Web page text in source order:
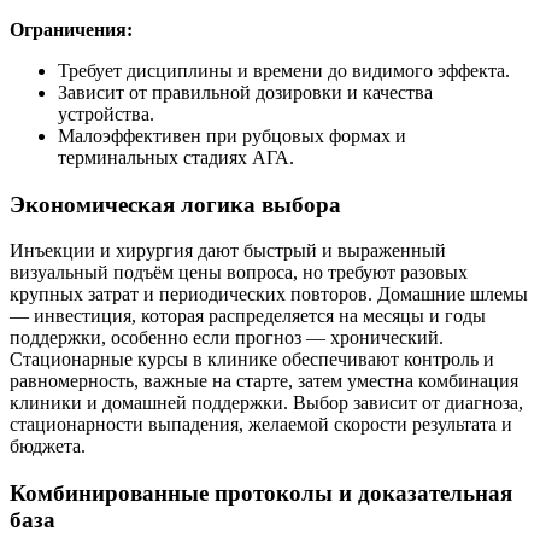
Ограничения:
Требует дисциплины и времени до видимого эффекта.
Зависит от правильной дозировки и качества
устройства.
Малоэффективен при рубцовых формах и
терминальных стадиях АГА.
Экономическая логика выбора
Инъекции и хирургия дают быстрый и выраженный
визуальный подъём цены вопроса, но требуют разовых
крупных затрат и периодических повторов. Домашние шлемы
— инвестиция, которая распределяется на месяцы и годы
поддержки, особенно если прогноз — хронический.
Стационарные курсы в клинике обеспечивают контроль и
равномерность, важные на старте, затем уместна комбинация
клиники и домашней поддержки. Выбор зависит от диагноза,
стационарности выпадения, желаемой скорости результата и
бюджета.
Комбинированные протоколы и доказательная
база